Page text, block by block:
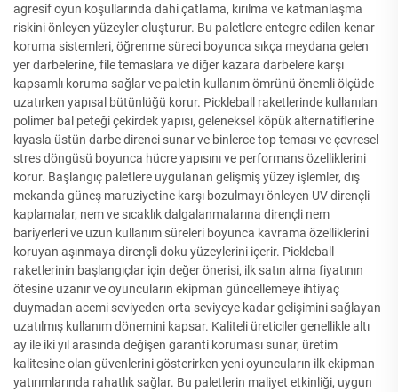
agresif oyun koşullarında dahi çatlama, kırılma ve katmanlaşma
riskini önleyen yüzeyler oluşturur. Bu paletlere entegre edilen kenar
koruma sistemleri, öğrenme süreci boyunca sıkça meydana gelen
yer darbelerine, file temaslara ve diğer kazara darbelere karşı
kapsamlı koruma sağlar ve paletin kullanım ömrünü önemli ölçüde
uzatırken yapısal bütünlüğü korur. Pickleball raketlerinde kullanılan
polimer bal peteği çekirdek yapısı, geleneksel köpük alternatiflerine
kıyasla üstün darbe direnci sunar ve binlerce top teması ve çevresel
stres döngüsü boyunca hücre yapısını ve performans özelliklerini
korur. Başlangıç paletlere uygulanan gelişmiş yüzey işlemler, dış
mekanda güneş maruziyetine karşı bozulmayı önleyen UV dirençli
kaplamalar, nem ve sıcaklık dalgalanmalarına dirençli nem
bariyerleri ve uzun kullanım süreleri boyunca kavrama özelliklerini
koruyan aşınmaya dirençli doku yüzeylerini içerir. Pickleball
raketlerinin başlangıçlar için değer önerisi, ilk satın alma fiyatının
ötesine uzanır ve oyuncuların ekipman güncellemeye ihtiyaç
duymadan acemi seviyeden orta seviyeye kadar gelişimini sağlayan
uzatılmış kullanım dönemini kapsar. Kaliteli üreticiler genellikle altı
ay ile iki yıl arasında değişen garanti koruması sunar, üretim
kalitesine olan güvenlerini gösterirken yeni oyuncuların ilk ekipman
yatırımlarında rahatlık sağlar. Bu paletlerin maliyet etkinliği, uygun